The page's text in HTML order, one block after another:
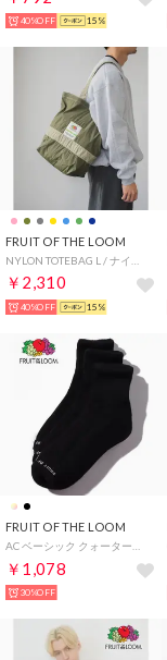
40%OFF 15%
FRUIT OF THE LOOM
￥2,310
40%OFF 15%
FRUIT OF THE LOOM
AC ベーシック クォーター丈ソックス プレゼント ギフト （ブラック）
￥1,078
30%OFF